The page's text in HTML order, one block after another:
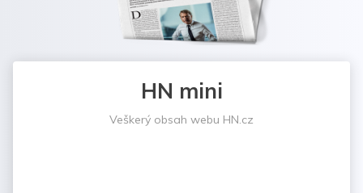
HN mini
Veškerý obsah webu HN.cz